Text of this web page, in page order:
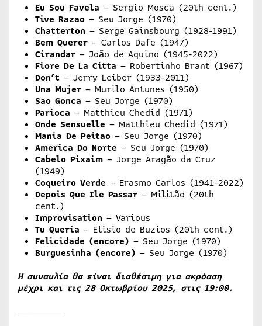
Eu Sou Favela – Sergio Mosca (20th cent.)
Tive Razao – Seu Jorge (1970)
Chatterton – Serge Gainsbourg (1928-1991)
Bem Querer – Carlos Dafe (1947)
Cirandar – João de Aquino (1945-2022)
Fiore De La Citta – Robertinho Brant (1967)
Don’t – Jerry Leiber (1933-2011)
Una Mujer – Murilo Antunes (1950)
Sao Gonca – Seu Jorge (1970)
Parioca – Matthieu Chedid (1971)
Onde Sensuelle – Matthieu Chedid (1971)
Mania De Peitao – Seu Jorge (1970)
America Do Norte – Seu Jorge (1970)
Cabelo Pixaim – Jorge Aragão da Cruz
(1949)
Coqueiro Verde – Erasmo Carlos (1941-2022)
Depois Que Ile Passar – Militão (20th
cent.)
Improvisation – Various
Tu Queria – Elisio de Buzios (20th cent.)
Felicidade (encore) – Seu Jorge (1970)
Burguesinha (encore) – Seu Jorge (1970)
Η συναυλία θα είναι διαθέσιμη για ακρόαση
μέχρι και τις 28 Οκτωβρίου 2025, στις 19:00.